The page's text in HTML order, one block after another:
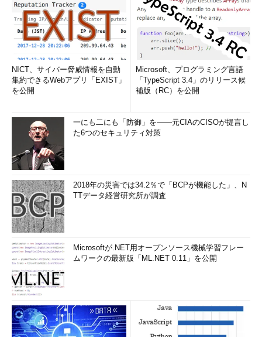
NICT、サイバー脅威情報を自動
集約できるWebアプリ「EXIST」
を公開
Microsoft、プログラミング言語
「TypeScript 3.4」のリリース候
補版（RC）を公開
一にも二にも「防御」を――元CIAのCISOが提言し
た6つのセキュリティ対策
2018年の災害では34.2％で「BCPが機能した」、N
TTデータ経営研究所が調査
Microsoftが.NET用オープンソース機械学習フレー
ムワークの最新版「ML.NET 0.11」を公開